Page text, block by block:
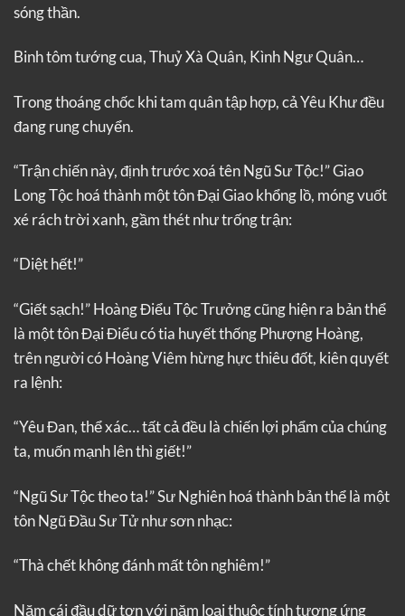
sóng thần.
Binh tôm tướng cua, Thuỷ Xà Quân, Kình Ngư Quân…
Trong thoáng chốc khi tam quân tập hợp, cả Yêu Khư đều
đang rung chuyển.
“Trận chiến này, định trước xoá tên Ngũ Sư Tộc!” Giao
Long Tộc hoá thành một tôn Đại Giao khổng lồ, móng vuốt
xé rách trời xanh, gầm thét như trống trận:
“Diệt hết!”
“Giết sạch!” Hoàng Điểu Tộc Trưởng cũng hiện ra bản thể
là một tôn Đại Điểu có tia huyết thống Phượng Hoàng,
trên người có Hoàng Viêm hừng hực thiêu đốt, kiên quyết
ra lệnh:
“Yêu Đan, thể xác… tất cả đều là chiến lợi phẩm của chúng
ta, muốn mạnh lên thì giết!”
“Ngũ Sư Tộc theo ta!” Sư Nghiên hoá thành bản thể là một
tôn Ngũ Đầu Sư Tử như sơn nhạc:
“Thà chết không đánh mất tôn nghiêm!”
Năm cái đầu dữ tợn với năm loại thuộc tính tương ứng